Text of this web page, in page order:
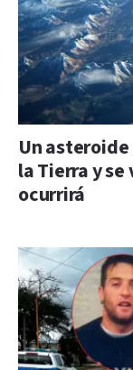
Un
la Tierra y
ocurrirá